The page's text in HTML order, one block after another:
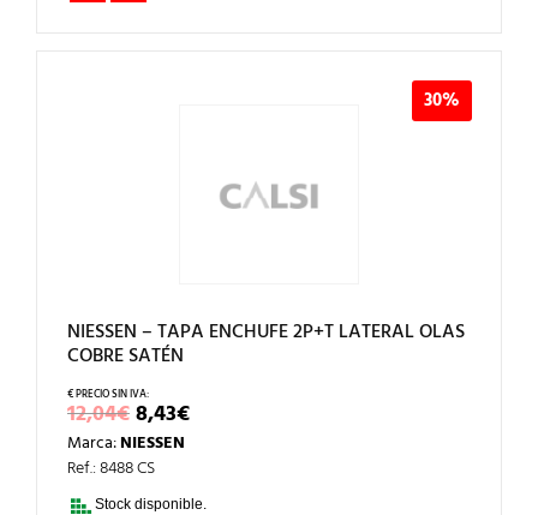
30%
NIESSEN – TAPA ENCHUFE 2P+T LATERAL OLAS
COBRE SATÉN
12,04€EL
PRECIO
ORIGINAL
ERA:
12,04€.
8,43€EL
PRECIO
8,43€.
Marca:NIESSEN
Ref.: 8488 CS
Stock disponible.